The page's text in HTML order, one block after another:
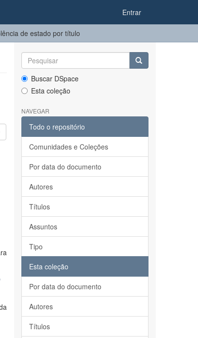
Entrar
de estado por título
Buscar DSpace
Esta coleção
NAVEGAR
Todo o repositório
Comunidades e Coleções
Por data do documento
Autores
Títulos
Assuntos
Tipo
Esta coleção
Por data do documento
Autores
Títulos